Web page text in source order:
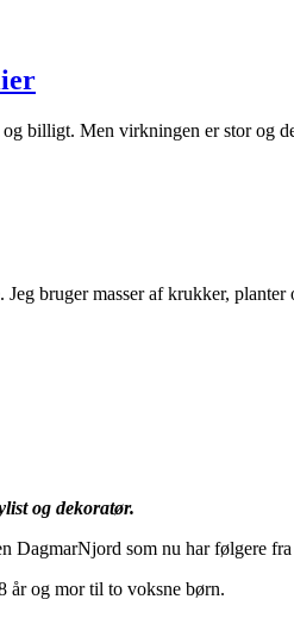
billigt. Men virkningen er stor og
Jeg bruger masser af krukker,
og dekoratør.
DagmarNjord som nu har følgere
år og mor til to voksne børn.